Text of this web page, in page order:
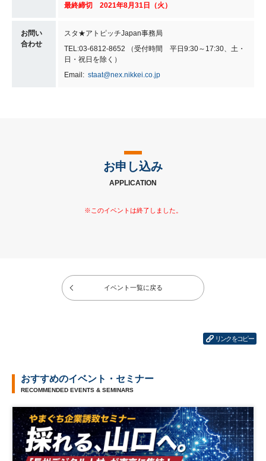
最終締切 2021年8月31日（火）
お問い
合わせ
スタ★アトピッチJapan事務局
TEL:03-6812-8652 （受付時間 平日9:30～17:30、土・
日・祝日を除く）
Email: staat@nex.nikkei.co.jp
お申し込み
APPLICATION
イベント一覧に戻る
リンクをコピー
おすすめのイベント・セミナー
RECOMMENDED EVENTS & SEMINARS